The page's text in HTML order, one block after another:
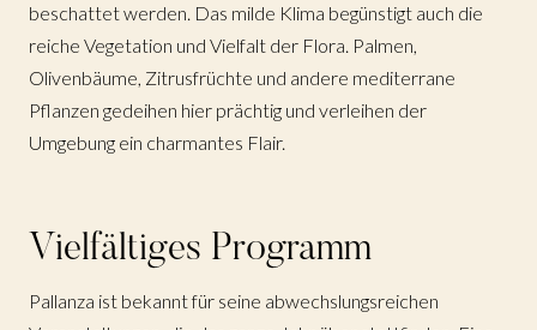
beschattet werden. Das milde Klima begünstigt auch die
reiche Vegetation und Vielfalt der Flora. Palmen,
Olivenbäume, Zitrusfrüchte und andere mediterrane
Pflanzen gedeihen hier prächtig und verleihen der
Umgebung ein charmantes Flair.
Vielfältiges Programm
Pallanza ist bekannt für seine abwechslungsreichen